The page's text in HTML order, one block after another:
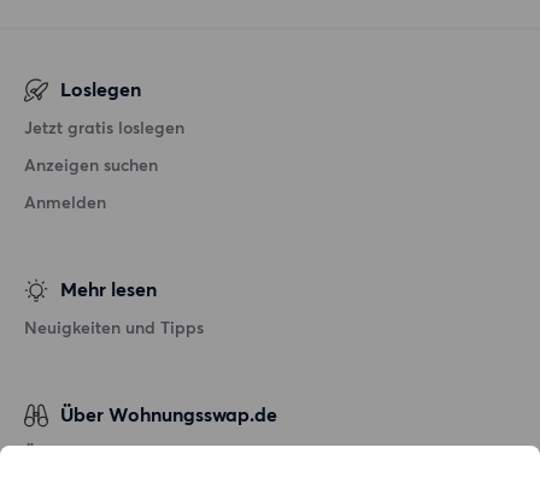
Loslegen
Jetzt gratis loslegen
Anzeigen suchen
Anmelden
Mehr lesen
Neuigkeiten und Tipps
Über Wohnungsswap.de
Über uns